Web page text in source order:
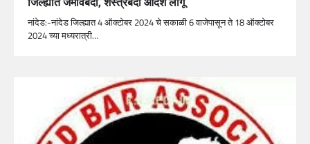
नांदेड:-नांदेड जिल्ह्यात 4 ऑक्टोबर 2024 चे सकाळी 6 वाजेपासून ते 18 ऑक्टोबर
2024 च्या मध्यरात्री…